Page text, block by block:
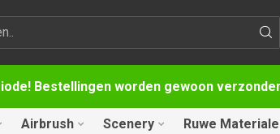
Bestellingen worden gewoon
Airbrush Scenery Ruwe